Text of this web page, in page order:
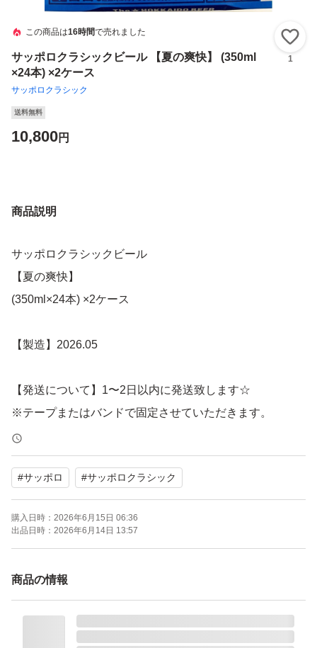
この商品は16時間で売れました
サッポロクラシックビール 【夏の爽快】 (350ml
×24本) ×2ケース
サッポロクラシック
1
送料無料
10,800円
商品説明
サッポロクラシックビール
【夏の爽快】
(350ml×24本) ×2ケース
【製造】2026.05
【発送について】1〜2日以内に発送致します☆
※テープまたはバンドで固定させていただきます。
予めご了承下さい。
※直接宛名シールを貼ります。
※輸送中のヘコミや擦り傷は予めご了承下さいませ。
ご了承頂ける方のみご購入お願いしますm(_ _)m
※価格相談はブロック致しますm(_ _)m
#サッポロ #サッポロクラシック
購入日時： 2026年6月15日 06:36
出品日時： 2026年6月14日 13:57
商品の情報